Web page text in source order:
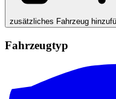
zusätzliches Fahrzeug
Fahrzeugtyp